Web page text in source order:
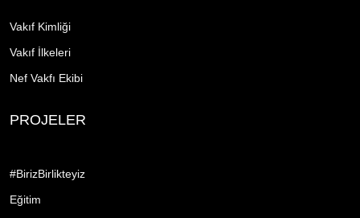
Vakıf Kimliği
Vakıf İlkeleri
Nef Vakfı Ekibi
PROJELER
#BirizBirlikteyiz
Eğitim